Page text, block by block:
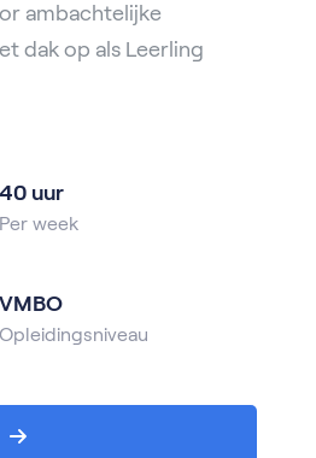
ambachtelijke
dak op als Leerling
40 uur
Per week
VMBO
Opleidingsniveau